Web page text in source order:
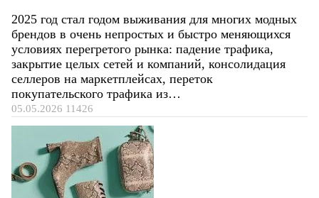
2025 год стал годом выживания для многих модных
брендов в очень непростых и быстро меняющихся
условиях перегретого рынка: падение трафика,
закрытие целых сетей и компаний, консолидация
селлеров на маркетплейсах, переток
покупательского трафика из…
05.05.2026 11426